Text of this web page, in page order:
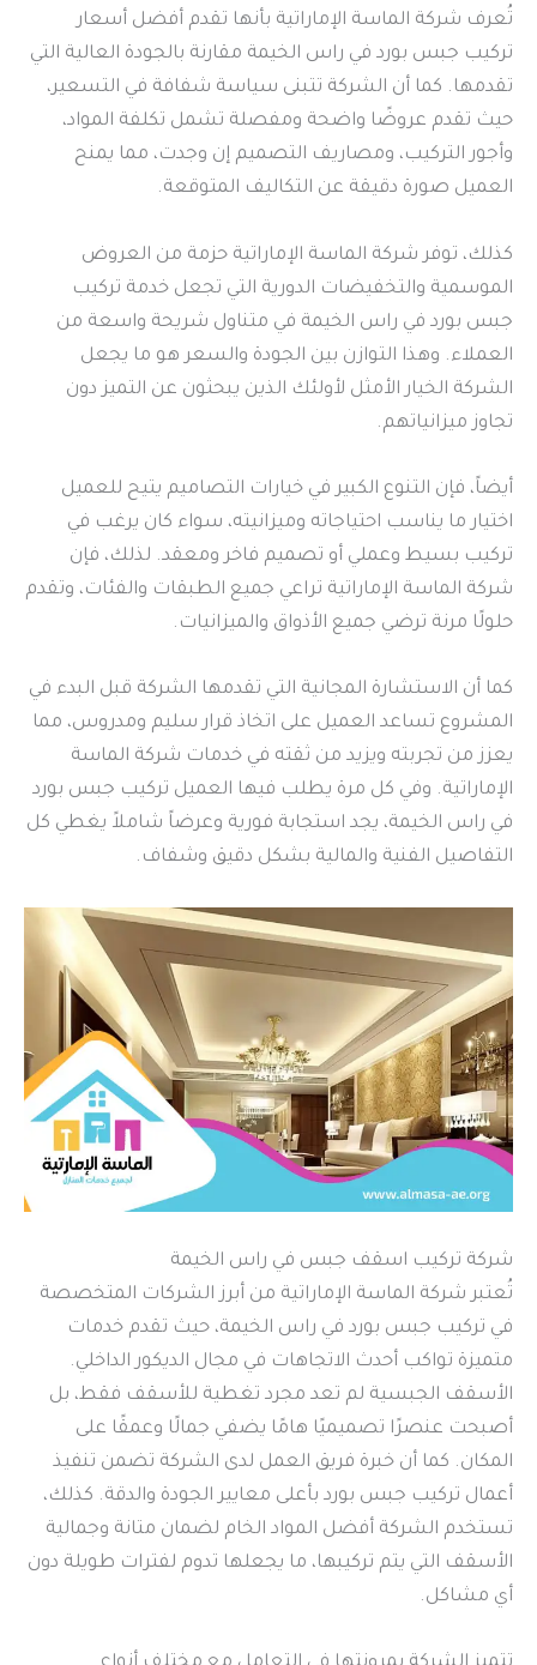
تُعرف شركة الماسة الإماراتية بأنها تقدم أفضل أسعار
تركيب جبس بورد في راس الخيمة مقارنة بالجودة العالية التي
تقدمها. كما أن الشركة تتبنى سياسة شفافة في التسعير،
حيث تقدم عروضًا واضحة ومفصلة تشمل تكلفة المواد،
وأجور التركيب، ومصاريف التصميم إن وجدت، مما يمنح
العميل صورة دقيقة عن التكاليف المتوقعة.
كذلك، توفر شركة الماسة الإماراتية حزمة من العروض
الموسمية والتخفيضات الدورية التي تجعل خدمة تركيب
جبس بورد في راس الخيمة في متناول شريحة واسعة من
العملاء. وهذا التوازن بين الجودة والسعر هو ما يجعل
الشركة الخيار الأمثل لأولئك الذين يبحثون عن التميز دون
تجاوز ميزانياتهم.
أيضاً، فإن التنوع الكبير في خيارات التصاميم يتيح للعميل
اختيار ما يناسب احتياجاته وميزانيته، سواء كان يرغب في
تركيب بسيط وعملي أو تصميم فاخر ومعقد. لذلك، فإن
شركة الماسة الإماراتية تراعي جميع الطبقات والفئات، وتقدم
حلولًا مرنة ترضي جميع الأذواق والميزانيات.
كما أن الاستشارة المجانية التي تقدمها الشركة قبل البدء في
المشروع تساعد العميل على اتخاذ قرار سليم ومدروس، مما
يعزز من تجربته ويزيد من ثقته في خدمات شركة الماسة
الإماراتية. وفي كل مرة يطلب فيها العميل تركيب جبس بورد
في راس الخيمة، يجد استجابة فورية وعرضاً شاملاً يغطي كل
التفاصيل الفنية والمالية بشكل دقيق وشفاف.
شركة تركيب اسقف جبس في راس الخيمة
تُعتبر شركة الماسة الإماراتية من أبرز الشركات المتخصصة
في تركيب جبس بورد في راس الخيمة، حيث تقدم خدمات
متميزة تواكب أحدث الاتجاهات في مجال الديكور الداخلي.
الأسقف الجبسية لم تعد مجرد تغطية للأسقف فقط، بل
أصبحت عنصرًا تصميميًا هامًا يضفي جمالًا وعمقًا على
المكان. كما أن خبرة فريق العمل لدى الشركة تضمن تنفيذ
أعمال تركيب جبس بورد بأعلى معايير الجودة والدقة. كذلك،
تستخدم الشركة أفضل المواد الخام لضمان متانة وجمالية
الأسقف التي يتم تركيبها، ما يجعلها تدوم لفترات طويلة دون
أي مشاكل.